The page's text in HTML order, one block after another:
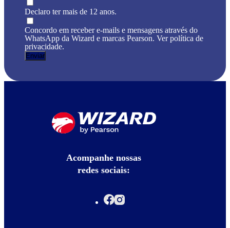
Declaro ter mais de 12 anos.
Concordo em receber e-mails e mensagens através do
WhatsApp da Wizard e marcas Pearson. Ver política de
privacidade.
Acompanhe nossas
redes sociais: